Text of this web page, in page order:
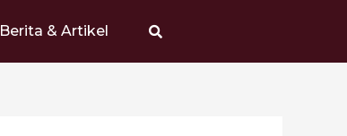
Berita & Artikel